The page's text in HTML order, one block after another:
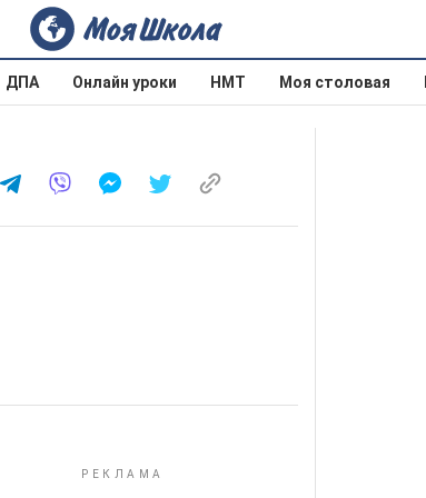
ДПА Онлайн уроки НМТ Моя столовая